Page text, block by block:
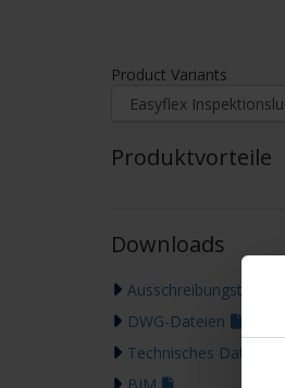
Product Variants
Produktvorteile
Downloads
Ausschreibungstext
DWG-Dateien
Technisches Datenblatt